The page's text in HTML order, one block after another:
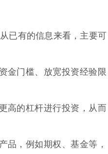
已有的信息来看，主要可
金门槛、放宽投资经验限
高的杠杆进行投资，从而
品，例如期权、基金等，